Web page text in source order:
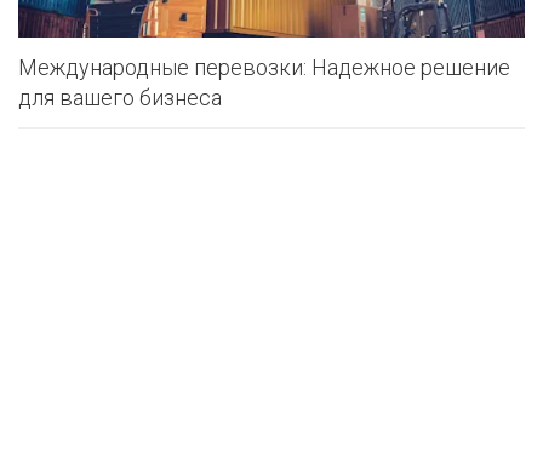
Международные перевозки: Надежное решение
для вашего бизнеса